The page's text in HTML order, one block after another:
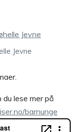
Jevne
lese mer på
barnunge